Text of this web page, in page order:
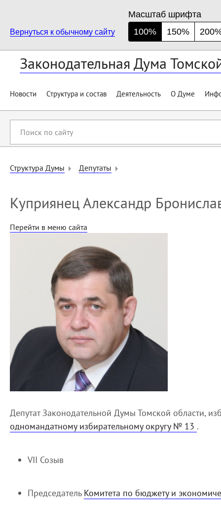
Вернуться к обычному сайту
Масштаб шрифта
100%
150%
Законодательная Дума
Новости Структура и состав Деятельность О Думе
сайту
Структура Думы
Депутаты
Куприянец Александр
Перейти в меню сайта
Депутат Законодательной Думы Томской области,
одномандатному избирательному округу № 13 .
VII Созыв
Председатель Комитета по бюджету и